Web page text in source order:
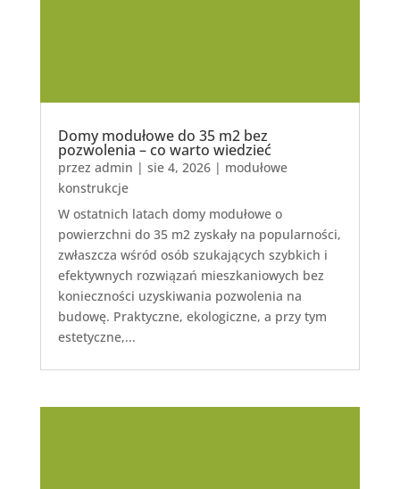
Domy modułowe do 35 m2 bez
pozwolenia – co warto wiedzieć
przez admin | sie 4, 2026| modułowe
konstrukcje
W ostatnich latach domy modułowe o
powierzchni do 35 m2 zyskały na popularności,
zwłaszcza wśród osób szukających szybkich i
efektywnych rozwiązań mieszkaniowych bez
konieczności uzyskiwania pozwolenia na
budowę. Praktyczne, ekologiczne, a przy tym
estetyczne,...